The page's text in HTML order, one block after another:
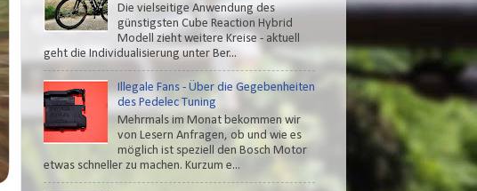
Die vielseitige Anwendung des
günstigsten Cube Reaction Hybrid
Modell zieht weitere Kreise - aktuell
geht die Individualisierung unter Ber...
Illegale Fans - Über die Gegebenheiten
des Pedelec Tuning
Mehrmals im Monat bekommen wir
von Lesern Anfragen, ob und wie es
möglich ist speziell den Bosch Motor
etwas schneller zu machen. Kurzum e...